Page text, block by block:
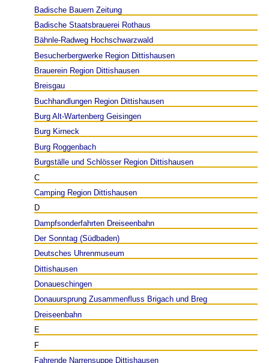
Badische Bauern Zeitung
Badische Staatsbrauerei Rothaus
Bähnle-Radweg Hochschwarzwald
Besucherbergwerke Region Dittishausen
Brauerein Region Dittishausen
Breisgau
Buchhandlungen Region Dittishausen
Burg Alt-Wartenberg Geisingen
Burg Kirneck
Burg Roggenbach
Burgställe und Schlösser Region Dittishausen
C
Camping Region Dittishausen
D
Dampfsonderfahrten Dreiseenbahn
Der Sonntag (Südbaden)
Deutsches Uhrenmuseum
Dittishausen
Donaueschingen
Donauursprung Zusammenfluss Brigach und Breg
Dreiseenbahn
E
F
Fahrende Narrensuppe Dittishausen